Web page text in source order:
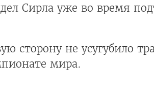
Сирла уже во время
сторону не усугубило
мира.